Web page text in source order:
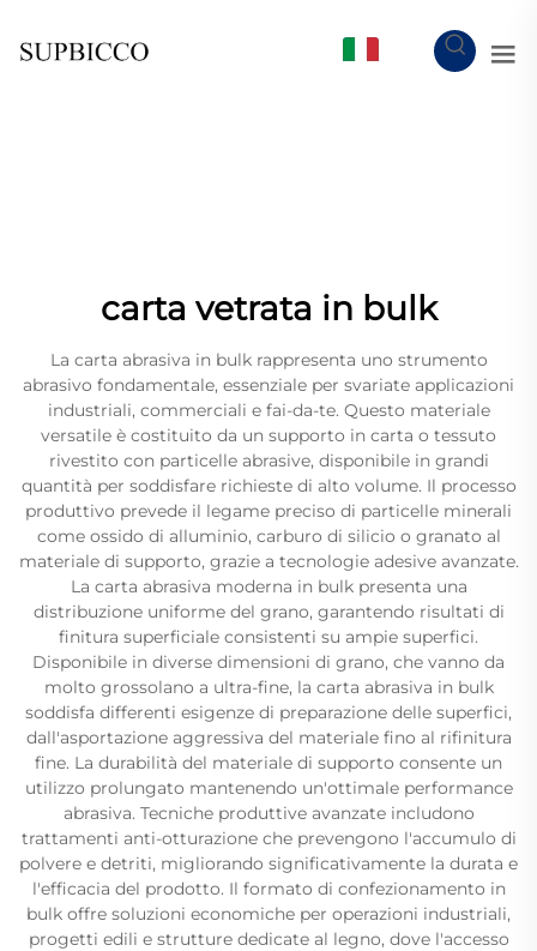
carta vetrata in bulk
La carta abrasiva in bulk rappresenta uno strumento
abrasivo fondamentale, essenziale per svariate applicazioni
industriali, commerciali e fai-da-te. Questo materiale
versatile è costituito da un supporto in carta o tessuto
rivestito con particelle abrasive, disponibile in grandi
quantità per soddisfare richieste di alto volume. Il processo
produttivo prevede il legame preciso di particelle minerali
come ossido di alluminio, carburo di silicio o granato al
materiale di supporto, grazie a tecnologie adesive avanzate.
La carta abrasiva moderna in bulk presenta una
distribuzione uniforme del grano, garantendo risultati di
finitura superficiale consistenti su ampie superfici.
Disponibile in diverse dimensioni di grano, che vanno da
molto grossolano a ultra-fine, la carta abrasiva in bulk
soddisfa differenti esigenze di preparazione delle superfici,
dall'asportazione aggressiva del materiale fino al rifinitura
fine. La durabilità del materiale di supporto consente un
utilizzo prolungato mantenendo un'ottimale performance
abrasiva. Tecniche produttive avanzate includono
trattamenti anti-otturazione che prevengono l'accumulo di
polvere e detriti, migliorando significativamente la durata e
l'efficacia del prodotto. Il formato di confezionamento in
bulk offre soluzioni economiche per operazioni industriali,
progetti edili e strutture dedicate al legno, dove l'accesso